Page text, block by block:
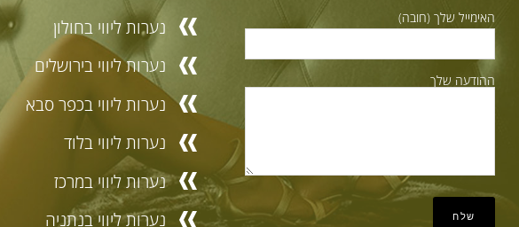
האימייל שלך (חובה)
ההודעה שלך
נערות ליווי בחולון
נערות ליווי בירושלים
נערות ליווי בכפר סבא
נערות ליווי בלוד
נערות ליווי במרכז
נערות ליווי בנתניה